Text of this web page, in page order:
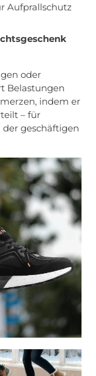
Aufprallschutz
oder
Belastungen
indem er
– für
geschäftigen